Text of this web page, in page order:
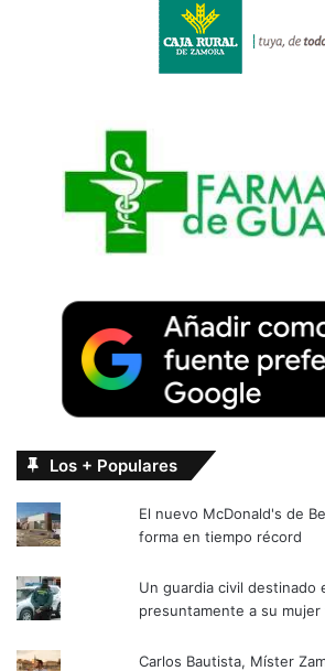
Los + Populares
El nuevo McDonald's de
forma en tiempo récord
Un guardia civil destinado
presuntamente a su
Carlos Bautista, Míster